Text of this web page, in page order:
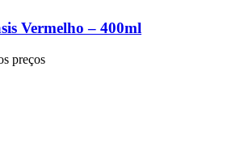
Vermelho – 400ml
preços